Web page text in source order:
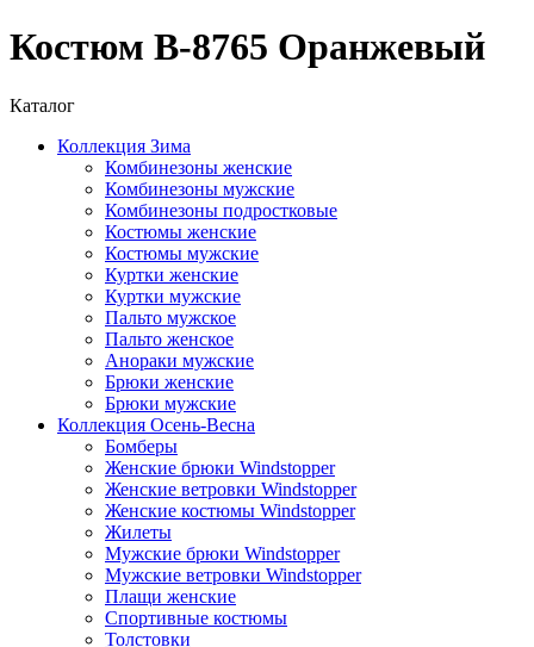
Костюм B-8765 Оранжевый
Каталог
Коллекция Зима
Комбинезоны женские
Комбинезоны мужские
Комбинезоны подростковые
Костюмы женские
Костюмы мужские
Куртки женские
Куртки мужские
Пальто мужское
Пальто женское
Анораки мужские
Брюки женские
Брюки мужские
Коллекция Осень-Весна
Бомберы
Женские брюки Windstopper
Женские ветровки Windstopper
Женские костюмы Windstopper
Жилеты
Мужские брюки Windstopper
Мужские ветровки Windstopper
Плащи женские
Спортивные костюмы
Толстовки